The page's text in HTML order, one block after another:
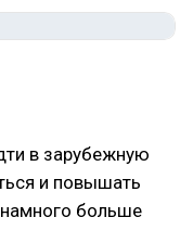
в зарубежную
и повышать
больше